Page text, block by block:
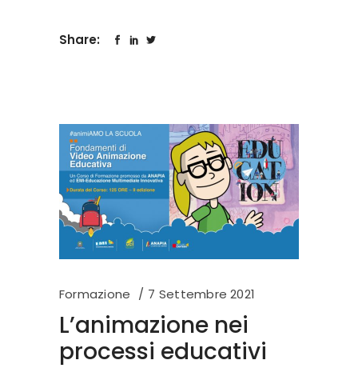
Share:
Formazione 7 Settembre 2021
L’animazione nei
processi educativi